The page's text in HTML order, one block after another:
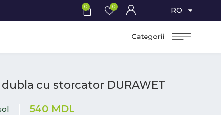
0 0 RO
cu storcator DURAWET
540 MDL